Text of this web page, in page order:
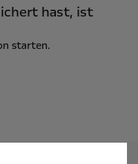
hast, ist
starten.